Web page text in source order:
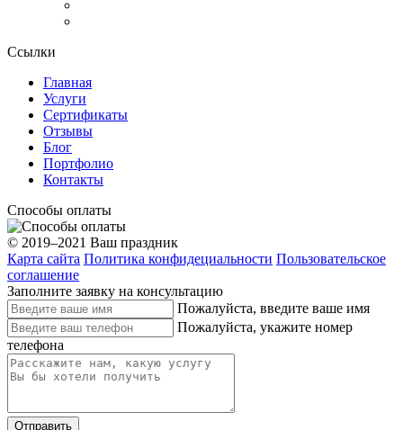
Ссылки
Главная
Услуги
Сертификаты
Отзывы
Блог
Портфолио
Контакты
Способы оплаты
© 2019–2021 Ваш праздник
Карта сайта Политика конфидециальности Пользовательское
соглашение
Заполните заявку на консультацию
Пожалуйста, введите ваше имя
Пожалуйста, укажите номер
телефона
Отправить